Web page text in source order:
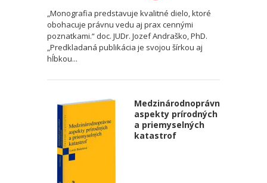
„Monografia predstavuje kvalitné dielo, ktoré
obohacuje právnu vedu aj prax cennými
poznatkami.“ doc. JUDr. Jozef Andraško, PhD.
„Predkladaná publikácia je svojou šírkou aj
hĺbkou...
Medzinárodnoprávne
aspekty prírodných
a priemyselných
katastrof